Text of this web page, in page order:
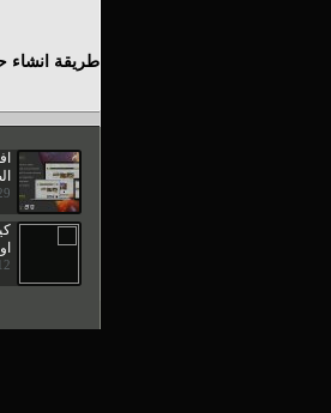
طريقة انشاء
29 / يناير / 2015
12 / أكتوبر / 2021